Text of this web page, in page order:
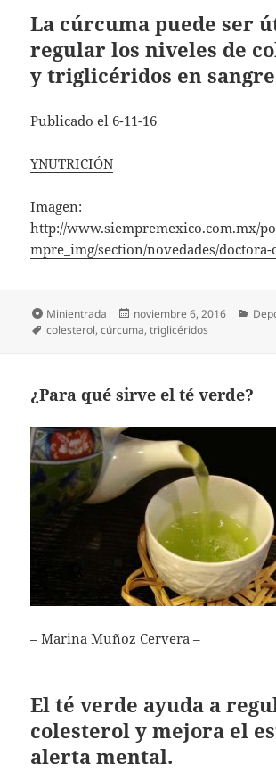
La cúrcuma puede ser
regular los niveles de
y triglicéridos en
Publicado el 6-11-16
YNUTRICIÓN
Imagen:
http://www.siempremexico.com.mx/
mpre_img/section/novedades/
Formato
Minientrada
Publicado
el
noviembre 6, 2016
Etiquetas
colesterol,cúrcuma,triglicéridos
¿Para qué sirve el té verde?
– Marina Muñoz Cervera –
El té verde ayuda a
colesterol y mejora el
alerta mental.